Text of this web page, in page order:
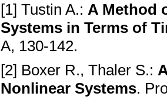
[1] Tustin A.: A Method
Systems in Terms of
A, 130-142.
[2] Boxer R., Thaler S.:
Nonlinear Systems.